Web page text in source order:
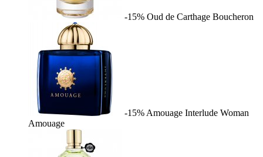
-15% Oud de Carthage Boucheron
-15% Amouage Interlude Woman
Amouage